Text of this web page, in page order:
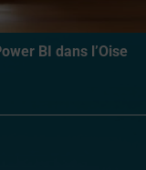
BI dans l’Oise